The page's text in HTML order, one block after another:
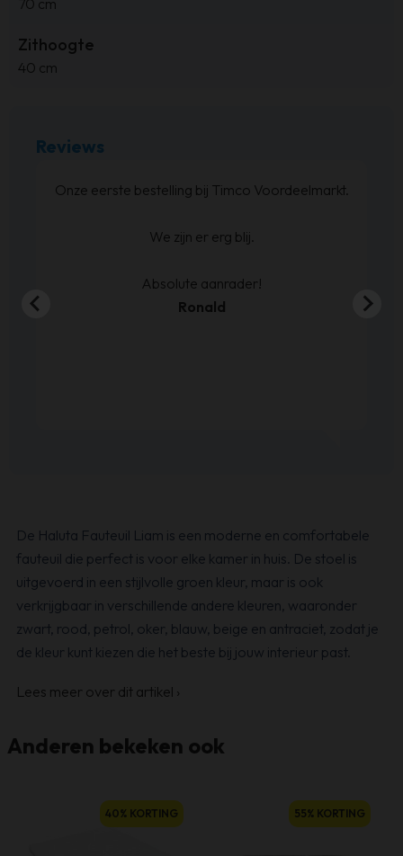
Zithoogte
40 cm
Reviews
Onze eerste bestelling bij Timco Voordeelmarkt.
We zijn er erg blij.
Absolute aanrader!
Ronald
De Haluta Fauteuil Liam is een moderne en comfortabele
fauteuil die perfect is voor elke kamer in huis. De stoel is
uitgevoerd in een stijlvolle groen kleur, maar is ook
verkrijgbaar in verschillende andere kleuren, waaronder
zwart, rood, petrol, oker, blauw, beige en antraciet, zodat je
de kleur kunt kiezen die het beste bij jouw interieur past.
Lees meer over dit artikel ›
Anderen bekeken ook
40% KORTING 55% KORTING